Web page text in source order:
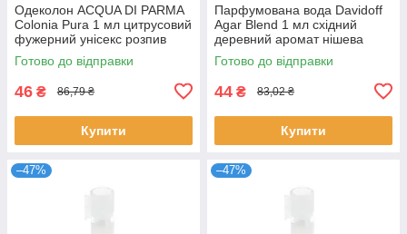
Одеколон ACQUA DI PARMA
Colonia Pura 1 мл цитрусовий
фужерний унісекс розпив
парфуми Акква ді Парма
Готово до відправки
46 ₴ 86,79 ₴
Купити
Парфумована вода Davidoff
Agar Blend 1 мл східний
деревний аромат нішева
унісекс пробник розпив
Давідофф
Готово до відправки
44 ₴ 83,02 ₴
Купити
–47% –47%